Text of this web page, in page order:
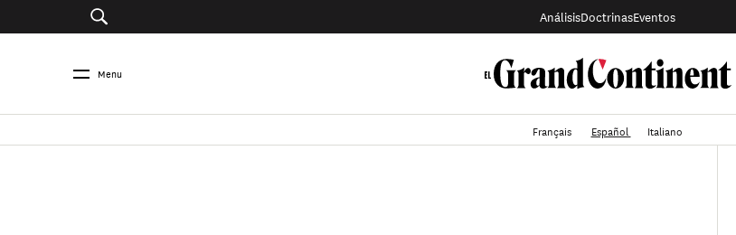
AnálisisDoctrinasEventos
Menu
Français Español Italiano